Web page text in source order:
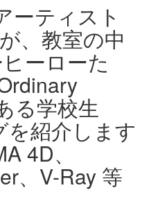
ーティスト
、教室の中
ーローた
る学校生
紹介します
4D、
、V-Ray 等